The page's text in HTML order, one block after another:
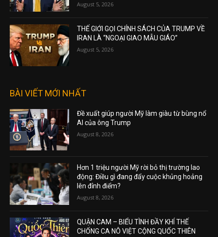
August 5, 2026
THẾ GIỚI GỌI CHÍNH SÁCH CỦA TRUMP VỀ
IRAN LÀ “NGOẠI GIAO MẪU GIÁO”
August 5, 2026
BÀI VIẾT MỚI NHẤT
Đề xuất giúp người Mỹ làm giàu từ bùng nổ
AI của ông Trump
August 8, 2026
Hơn 1 triệu người Mỹ rời bỏ thị trường lao
động: Điều gì đang đẩy cuộc khủng hoảng
lên đỉnh điểm?
August 8, 2026
QUẬN CAM – BIỂU TÌNH ĐẦY KHÍ THẾ
CHỐNG CA NÔ VIỆT CỘNG QUỐC THIÊN